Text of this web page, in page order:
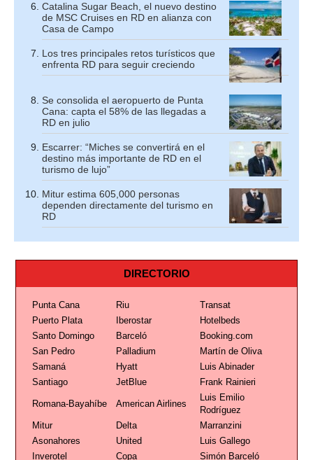
Catalina Sugar Beach, el nuevo destino
de MSC Cruises en RD en alianza con
Casa de Campo
Los tres principales retos turísticos que
enfrenta RD para seguir creciendo
Se consolida el aeropuerto de Punta
Cana: capta el 58% de las llegadas a
RD en julio
Escarrer: “Miches se convertirá en el
destino más importante de RD en el
turismo de lujo”
Mitur estima 605,000 personas
dependen directamente del turismo en
RD
DIRECTORIO
Punta Cana Riu
Transat
Puerto Plata
Iberostar
Hotelbeds
Santo Domingo
Barceló
Booking.com
San Pedro
Palladium
Martín de Oliva
Samaná
Hyatt
Luis Abinader
Santiago
JetBlue Frank Rainieri
Romana-Bayahíbe American Airlines
Luis Emilio
Rodríguez
Mitur
Delta
Marranzini
Asonahores
United
Luis Gallego
Inverotel
Copa Simón Barceló